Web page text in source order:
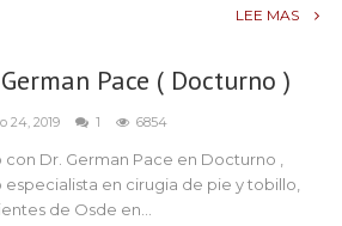
LEE MAS
Pace ( Docturno )
24, 2019 1 6854
Dr. German Pace en Docturno ,
en cirugia de pie y tobillo,
de Osde en...